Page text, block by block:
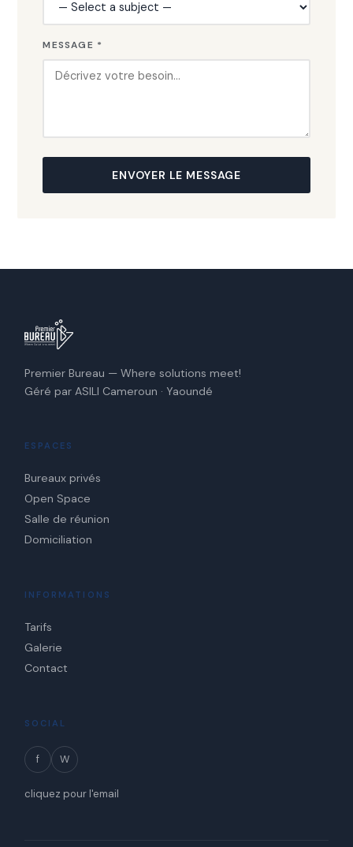
MESSAGE *
ENVOYER LE MESSAGE
Premier Bureau — Where solutions meet!
Géré par ASILI Cameroun · Yaoundé
ESPACES
Bureaux privés
Open Space
Salle de réunion
Domiciliation
INFORMATIONS
Tarifs
Galerie
Contact
SOCIAL
f W
cliquez pour l'email